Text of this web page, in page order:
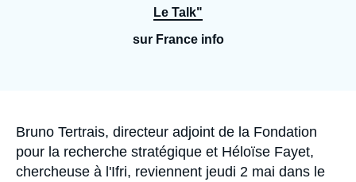
Se connecter
Le Talk"
sur France info
Accroche
Bruno Tertrais, directeur adjoint de la Fondation
pour la recherche stratégique et Héloïse Fayet,
chercheuse à l'Ifri, reviennent jeudi 2 mai dans le